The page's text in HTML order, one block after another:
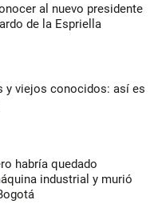
al nuevo presidente
de la Espriella
y viejos conocidos: así es
habría quedado
industrial y murió